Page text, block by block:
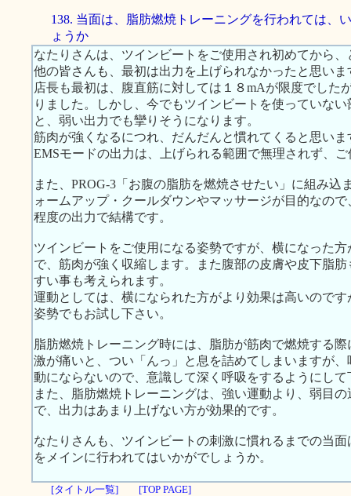
138. 当面は、脂肪燃焼トレーニングを行われては、
ょうか
なたりさんは、ツインビートをご使用され初めてから
他の皆さんも、最初は出力を上げられなかったと思いま
店長も最初は、腹直筋に対しては１８mAが限度でした
りました。しかし、今でもツインビートを使っていな
と、弱い出力でも攣りそうになります。
筋肉が強くなるにつれ、だんだんと慣れてくると思い
EMSモードの出力は、上げられる範囲で無理されず、
また、PROG-3「お腹の脂肪を燃焼させたい」に組み込
ォームアップ・クールダウンやマッサージが目的なの
程度の出力で結構です。
ツインビートをご使用になる姿勢ですが、横になった
で、筋肉が強く収縮します。また腹部の皮膚や皮下脂
すい事も考えられます。
運動としては、横になられた方がより効果は高いので
姿勢でもお試し下さい。
脂肪燃焼トレーニング時には、脂肪が筋肉で燃焼する
激が痛いと、つい「んっ」と息を詰めてしまいますが
動にならないので、意識して深く呼吸をするようにして
また、脂肪燃焼トレーニングは、強い運動より、弱目
で、出力はあまり上げない方が効果的です。
なたりさんも、ツインビートの刺激に慣れるまでの当
をメインに行われてはいかがでしょうか。
[タイトル一覧] [TOP PAGE]